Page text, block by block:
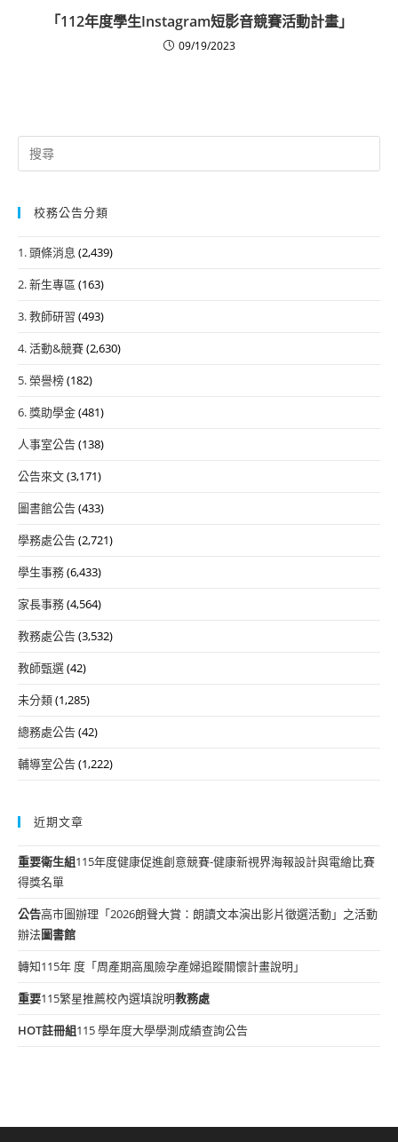
「112年度學生Instagram短影音競賽活動計畫」
09/19/2023
Search
for:
校務公告分類
1. 頭條消息 (2,439)
2. 新生專區 (163)
3. 教師研習 (493)
4. 活動&競賽(2,630)
5. 榮譽榜(182)
6. 獎助學金(481)
人事室公告(138)
公告來文(3,171)
圖書館公告(433)
學務處公告(2,721)
學生事務(6,433)
家長事務(4,564)
教務處公告(3,532)
教師甄選(42)
未分類(1,285)
總務處公告(42)
輔導室公告(1,222)
近期文章
重要衛生組115年度健康促進創意競賽-健康新視界海報設計與電繪比賽
得獎名單
公告高市圖辦理「2026朗聲大賞：朗讀文本演出影片徵選活動」之活動
辦法圖書館
轉知115年 度「周產期高風險孕產婦追蹤關懷計畫說明」
重要115繁星推薦校內選填說明教務處
HOT註冊組115 學年度大學學測成績查詢公告